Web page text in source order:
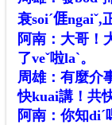
衰soiˊ𠊎ngaiˇ,
阿南：大哥！
了veˇ啦laˋ。
周雄：有麼介
快kuai講！共
阿南：你知diˊ